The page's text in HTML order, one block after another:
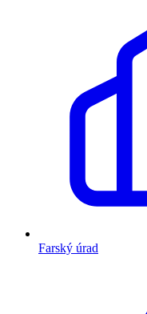
Farský úrad